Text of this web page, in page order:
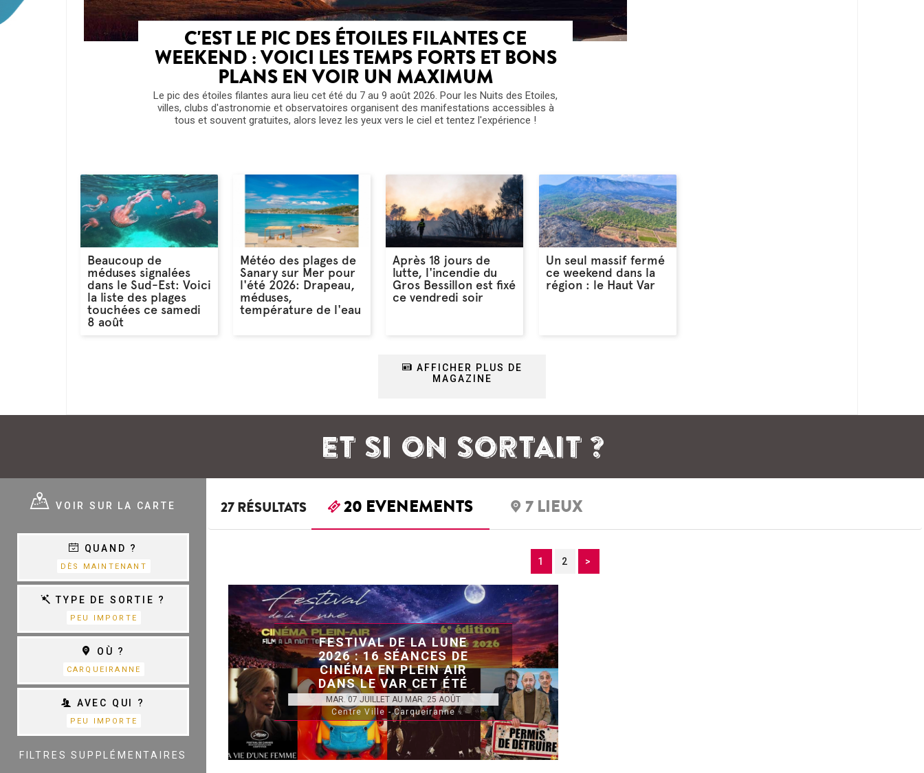
C'EST LE PIC DES ÉTOILES FILANTES CE
WEEKEND : VOICI LES TEMPS FORTS ET BONS
PLANS EN VOIR UN MAXIMUM
Le pic des étoiles filantes aura lieu cet été du 7 au 9 août 2026. Pour les Nuits des Etoiles,
villes, clubs d'astronomie et observatoires organisent des manifestations accessibles à
tous et souvent gratuites, alors levez les yeux vers le ciel et tentez l'expérience !
Beaucoup de
méduses signalées
dans le Sud-Est: Voici
la liste des plages
touchées ce samedi
8 août
Météo des plages de
Sanary sur Mer pour
l'été 2026: Drapeau,
méduses,
température de l'eau
Après 18 jours de
lutte, l'incendie du
Gros Bessillon est fixé
ce vendredi soir
Un seul massif fermé
ce weekend dans la
région : le Haut Var
AFFICHER PLUS DE
MAGAZINE
ET SI ON SORTAIT ?
VOIR SUR LA CARTE
QUAND ?
DÈS MAINTENANT
TYPE DE SORTIE ?
PEU IMPORTE
OÙ ?
CARQUEIRANNE
AVEC QUI ?
PEU IMPORTE
FILTRES SUPPLÉMENTAIRES
CHANSON &
TOUTES LES
27 RÉSULTATS 20 EVENEMENTS 7 LIEUX
1 2 >
FESTIVAL DE LA LUNE
2026 : 16 SÉANCES DE
CINÉMA EN PLEIN AIR
DANS LE VAR CET ÉTÉ
MAR. 07 JUILLET AU MAR. 25 AOÛT
Centre Ville - Carqueiranne